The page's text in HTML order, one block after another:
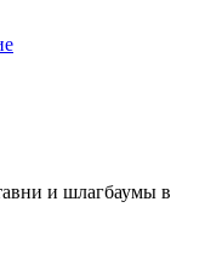
и шлагбаумы в